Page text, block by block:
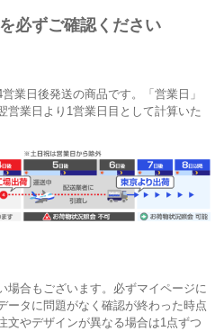
必ずご確認ください
業日後発送の商品です。「営業日」
営業日より1営業日目として計算いた
場合もございます。必ずマイページに
ータに問題がなく確認が終わった時点
文やデザインが異なる場合は1点ずつ